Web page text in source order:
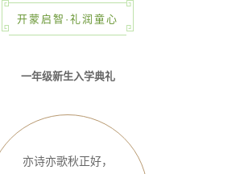
开蒙启智·礼润童心
一年级新生入学典礼
亦诗亦歌秋正好，